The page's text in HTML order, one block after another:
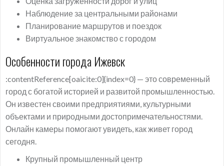
Наблюдение за центральными районами
Планирование маршрутов и поездок
Виртуальное знакомство с городом
Особенности города Ижевск
:contentReference[oaicite:0]{index=0} — это современный
город с богатой историей и развитой промышленностью.
Он известен своими предприятиями, культурными
объектами и природными достопримечательностями.
Онлайн камеры помогают увидеть, как живет город
сегодня.
Крупный промышленный центр